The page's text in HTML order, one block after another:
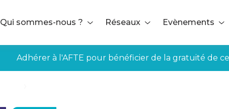
Qui sommes-nous ? Réseaux Evènements
Adhérer à l'AFTE pour bénéficier de la gratuité de